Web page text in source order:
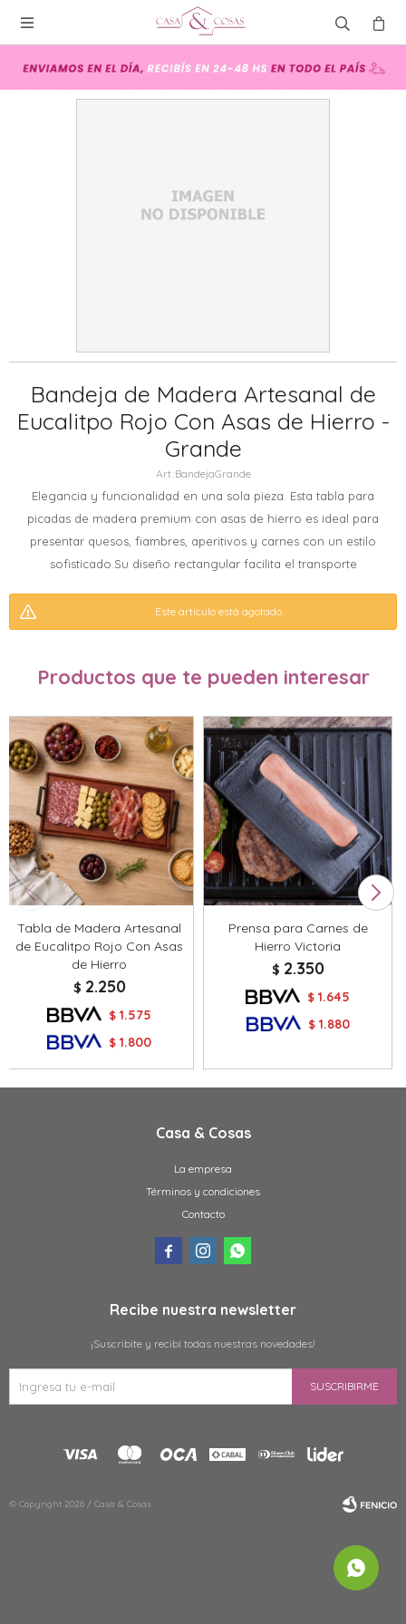

Bandeja de Madera Artesanal de
Eucalitpo Rojo Con Asas de Hierro -
Grande
BandejaGrande
Elegancia y funcionalidad en una sola pieza. Esta tabla para
picadas de madera premium con asas de hierro es ideal para
presentar quesos, fiambres, aperitivos y carnes con un estilo
sofisticado.Su diseño rectangular facilita el transporte
Este artículo está agotado.
Productos que te pueden interesar
Tabla de Madera Artesanal
de Eucalitpo Rojo Con Asas
de Hierro
$ 2.250
$ 1.575
$ 1.800
Prensa para Carnes de
Hierro Victoria
$ 2.350
$ 1.645
$ 1.880
Casa & Cosas
La empresa
Términos y condiciones
Contacto
  
Recibe nuestra newsletter
¡Suscribite y recibí todas nuestras novedades!
SUSCRIBIRME
© Copyright 2026 / Casa & Cosas